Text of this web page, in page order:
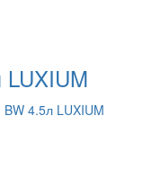
LUXIUM